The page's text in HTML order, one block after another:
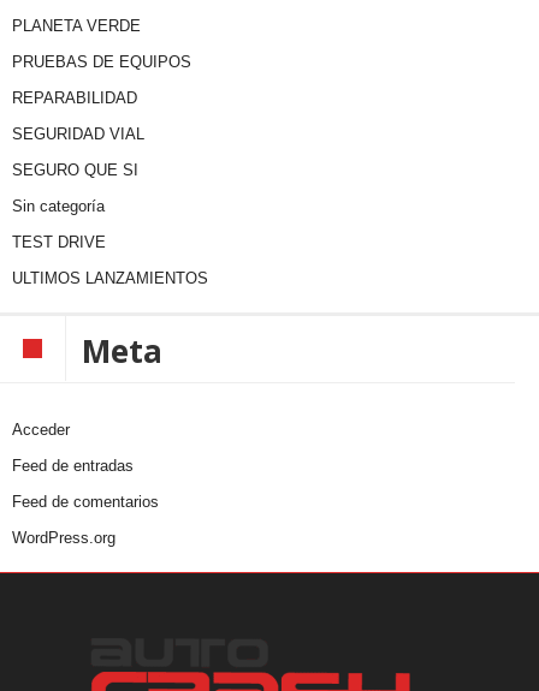
PLANETA VERDE
PRUEBAS DE EQUIPOS
REPARABILIDAD
SEGURIDAD VIAL
SEGURO QUE SI
Sin categoría
TEST DRIVE
ULTIMOS LANZAMIENTOS
Meta
Acceder
Feed de entradas
Feed de comentarios
WordPress.org